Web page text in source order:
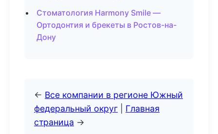
Стоматология Harmony Smile —
Ортодонтия и брекеты в Ростов-на-
Дону
← Все компании в регионе Южный
федеральный округ
Главная
страница →